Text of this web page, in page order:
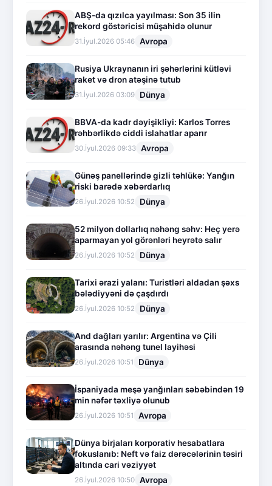
ABŞ-da qızılca yayılması: Son 35 ilin
rekord göstəricisi müşahidə olunur
31.İyul.2026 05:46 Avropa
Rusiya Ukraynanın iri şəhərlərini kütləvi
raket və dron atəşinə tutub
31.İyul.2026 03:09 Dünya
BBVA-da kadr dəyişikliyi: Karlos Torres
rəhbərlikdə ciddi islahatlar aparır
30.İyul.2026 09:33 Avropa
Günəş panellərində gizli təhlükə: Yanğın
riski barədə xəbərdarlıq
26.İyul.2026 10:52 Dünya
52 milyon dollarlıq nəhəng səhv: Heç yerə
aparmayan yol görənləri heyrətə salır
26.İyul.2026 10:52 Dünya
Tarixi ərazi yalanı: Turistləri aldadan şəxs
bələdiyyəni də çaşdırdı
26.İyul.2026 10:52 Dünya
And dağları yarılır: Argentina və Çili
arasında nəhəng tunel layihəsi
26.İyul.2026 10:51 Dünya
İspaniyada meşə yanğınları səbəbindən 19
min nəfər təxliyə olunub
26.İyul.2026 10:51 Avropa
Dünya birjaları korporativ hesabatlara
fokuslanıb: Neft və faiz dərəcələrinin təsiri
altında cari vəziyyət
26.İyul.2026 10:50 Avropa